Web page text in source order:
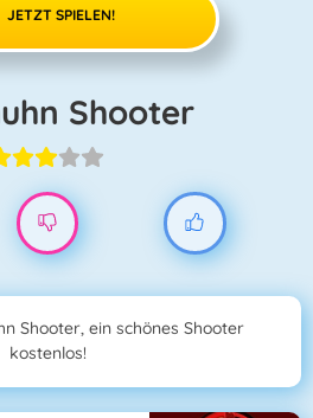
JETZT SPIELEN!
Shooter
Shooter, ein schönes Shooter
kostenlos!